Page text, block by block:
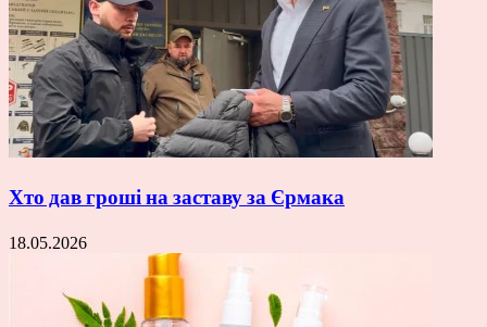
Хто дав гроші на заставу за Єрмака
18.05.2026